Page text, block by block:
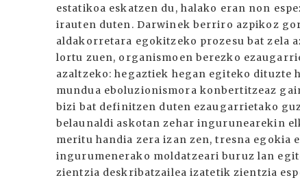
estatikoa eskatzen du, halako eran non
irauten duten. Darwinek berriro azpikoz
aldakorretara egokitzeko prozesu bat zela
lortu zuen, organismoen berezko
azaltzeko: hegaztiek hegan egiteko dituzte
mundua eboluzionismora konbertitzeaz
bizi bat definitzen duten ezaugarrietako
belaunaldi askotan zehar ingurunearekin
meritu handia zera izan zen, tresna egokia
ingurumenerako moldatzeari buruz lan
zientzia deskribatzailea izatetik zientzia